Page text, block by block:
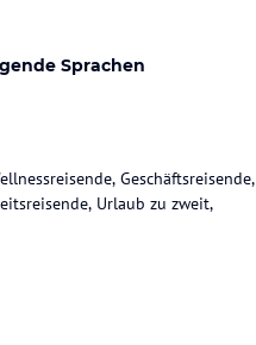
Sprachen
Geschäftsreisende,
Urlaub zu zweit,